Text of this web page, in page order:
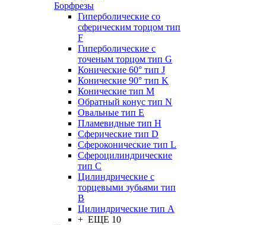
Борфрезы
Гиперболические cо
сферическим торцом тип
F
Гиперболические с
точеным торцом тип G
Конические 60° тип J
Конические 90° тип K
Конические тип M
Обратный конус тип N
Овальные тип E
Пламевидные тип H
Сферические тип D
Сфероконические тип L
Сфероцилиндрические
тип C
Цилиндрические с
торцевыми зубьями тип
B
Цилиндрические тип А
+ ЕЩЕ 10